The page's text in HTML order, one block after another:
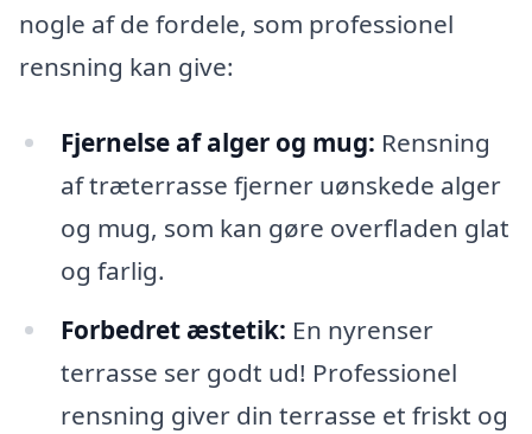
nogle af de fordele, som professionel
rensning kan give:
Fjernelse af alger og mug: Rensning
af træterrasse fjerner uønskede alger
og mug, som kan gøre overfladen glat
og farlig.
Forbedret æstetik: En nyrenser
terrasse ser godt ud! Professionel
rensning giver din terrasse et friskt og